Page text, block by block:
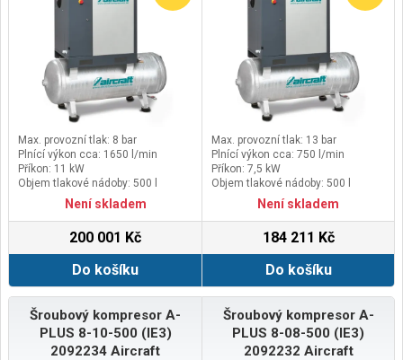
Max. provozní tlak: 8 bar
Plnící výkon cca: 1650 l/min
Příkon: 11 kW
Objem tlakové nádoby: 500 l
Není skladem
200 001 Kč
Do košíku
Max. provozní tlak: 13 bar
Plnící výkon cca: 750 l/min
Příkon: 7,5 kW
Objem tlakové nádoby: 500 l
Není skladem
184 211 Kč
Do košíku
Šroubový kompresor A-
PLUS 8-10-500 (IE3)
2092234 Aircraft
Šroubový kompresor A-
PLUS 8-08-500 (IE3)
2092232 Aircraft